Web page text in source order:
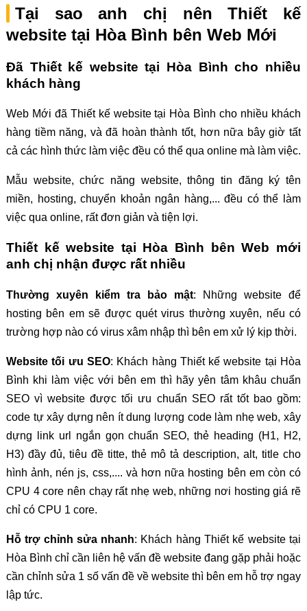
Tại sao anh chị nên Thiết kế
website tại Hòa Bình bên Web Mới
Đã Thiết kế website tại Hòa Bình cho nhiều
khách hàng
Web Mới đã Thiết kế website tại Hòa Bình cho nhiều khách
hàng tiềm năng, và đã hoàn thành tốt, hơn nữa bây giờ tất
cả các hình thức làm việc đều có thể qua online mà làm việc.
Mẫu website, chức năng website, thông tin đăng ký tên
miền, hosting, chuyển khoản ngân hàng,... đều có thể làm
việc qua online, rất đơn giản và tiện lợi.
Thiết kế website tại Hòa Bình bên Web mới
anh chị nhận được rất nhiều
Thường xuyên kiểm tra bảo mật: Những website để
hosting bên em sẽ được quét virus thường xuyên, nếu có
trường hợp nào có virus xâm nhập thì bên em xử lý kịp thời.
Website tối ưu SEO: Khách hàng Thiết kế website tại Hòa
Bình khi làm việc với bên em thì hãy yên tâm khâu chuẩn
SEO vì website được tối ưu chuẩn SEO rất tốt bao gồm:
code tự xây dựng nên ít dung lượng code làm nhẹ web, xây
dựng link url ngắn gọn chuẩn SEO, thẻ heading (H1, H2,
H3) đầy đủ, tiêu đề titte, thẻ mô tả description, alt, title cho
hình ảnh, nén js, css,.... và hơn nữa hosting bên em còn có
CPU 4 core nên chạy rất nhẹ web, những nơi hosting giá rẽ
chỉ có CPU 1 core.
Hỗ trợ chỉnh sửa nhanh: Khách hàng Thiết kế website tại
Hòa Bình chỉ cần liên hệ vấn đề website đang gặp phải hoặc
cần chỉnh sửa 1 số vấn đề về website thì bên em hỗ trợ ngay
lập tức.